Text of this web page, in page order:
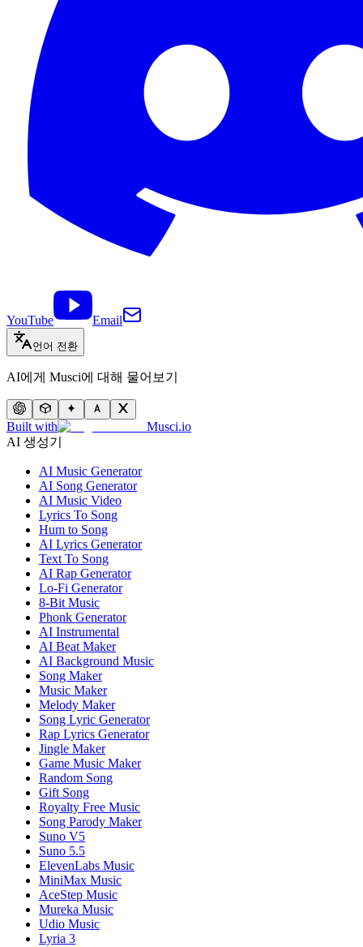
YouTube Email
언어 전환
AI에게 Musci에 대해 물어보기
Built with
Musci.io
AI 생성기
AI Music Generator
AI Song Generator
AI Music Video
Lyrics To Song
Hum to Song
AI Lyrics Generator
Text To Song
AI Rap Generator
Lo-Fi Generator
8-Bit Music
Phonk Generator
AI Instrumental
AI Beat Maker
AI Background Music
Song Maker
Music Maker
Melody Maker
Song Lyric Generator
Rap Lyrics Generator
Jingle Maker
Game Music Maker
Random Song
Gift Song
Royalty Free Music
Song Parody Maker
Suno V5
Suno 5.5
ElevenLabs Music
MiniMax Music
AceStep Music
Mureka Music
Udio Music
Lyria 3